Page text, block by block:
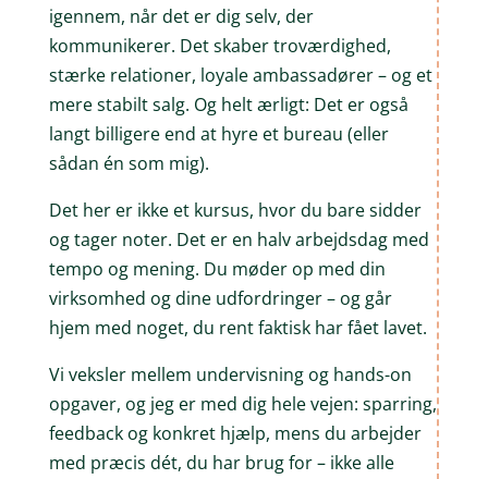
igennem, når det er dig selv, der
kommunikerer. Det skaber troværdighed,
stærke relationer, loyale ambassadører – og et
mere stabilt salg. Og helt ærligt: Det er også
langt billigere end at hyre et bureau (eller
sådan én som mig).
Det her er ikke et kursus, hvor du bare sidder
og tager noter. Det er en halv arbejdsdag med
tempo og mening. Du møder op med din
virksomhed og dine udfordringer – og går
hjem med noget, du rent faktisk har fået lavet.
Vi veksler mellem undervisning og hands-on
opgaver, og jeg er med dig hele vejen: sparring,
feedback og konkret hjælp, mens du arbejder
med præcis dét, du har brug for – ikke alle